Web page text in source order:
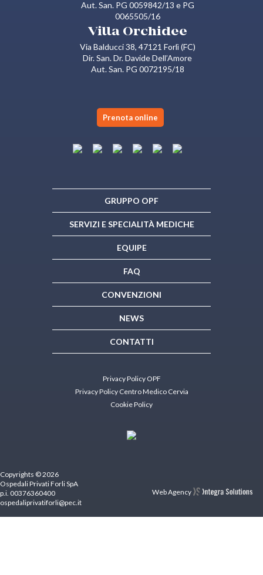
Aut. San. PG 0059842/13 e PG
0065505/16
Villa Orchidee
Via Balducci 38, 47121 Forlì (FC)
Dir. San. Dr. Davide Dell’Amore
Aut. San. PG 0072195/18
Prenota online
GRUPPO OPF
SERVIZI E SPECIALITÀ MEDICHE
EQUIPE
FAQ
CONVENZIONI
NEWS
CONTATTI
Privacy Policy OPF
Privacy Policy Centro Medico Cervia
Cookie Policy
Copyrights © 2026
Ospedali Privati Forli SpA
p.i. 00376360400
ospedaliprivatiforli@pec.it
Web Agency